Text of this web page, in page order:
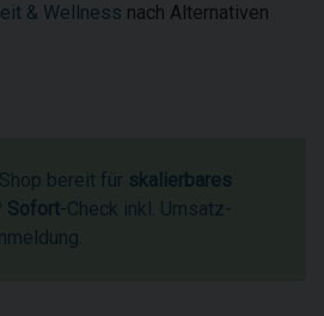
& Wellness nach Alternativen
bereit für skalierbares
Sofort-Check inkl. Umsatz-